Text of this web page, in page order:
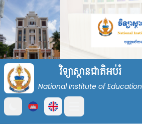
វិទ្យាស្ថានជាតិអប់រំ
National Institute of Education
Open main menu